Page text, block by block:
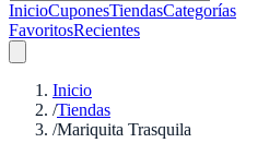
InicioCuponesTiendasCategorías
FavoritosRecientes
Inicio
/Tiendas
/Mariquita Trasquila